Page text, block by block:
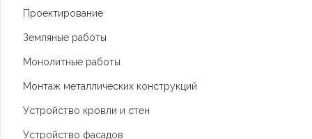
Проектирование
Земляные работы
Монолитные работы
Монтаж металлических конструкций
Устройство кровли и стен
Устройство фасадов